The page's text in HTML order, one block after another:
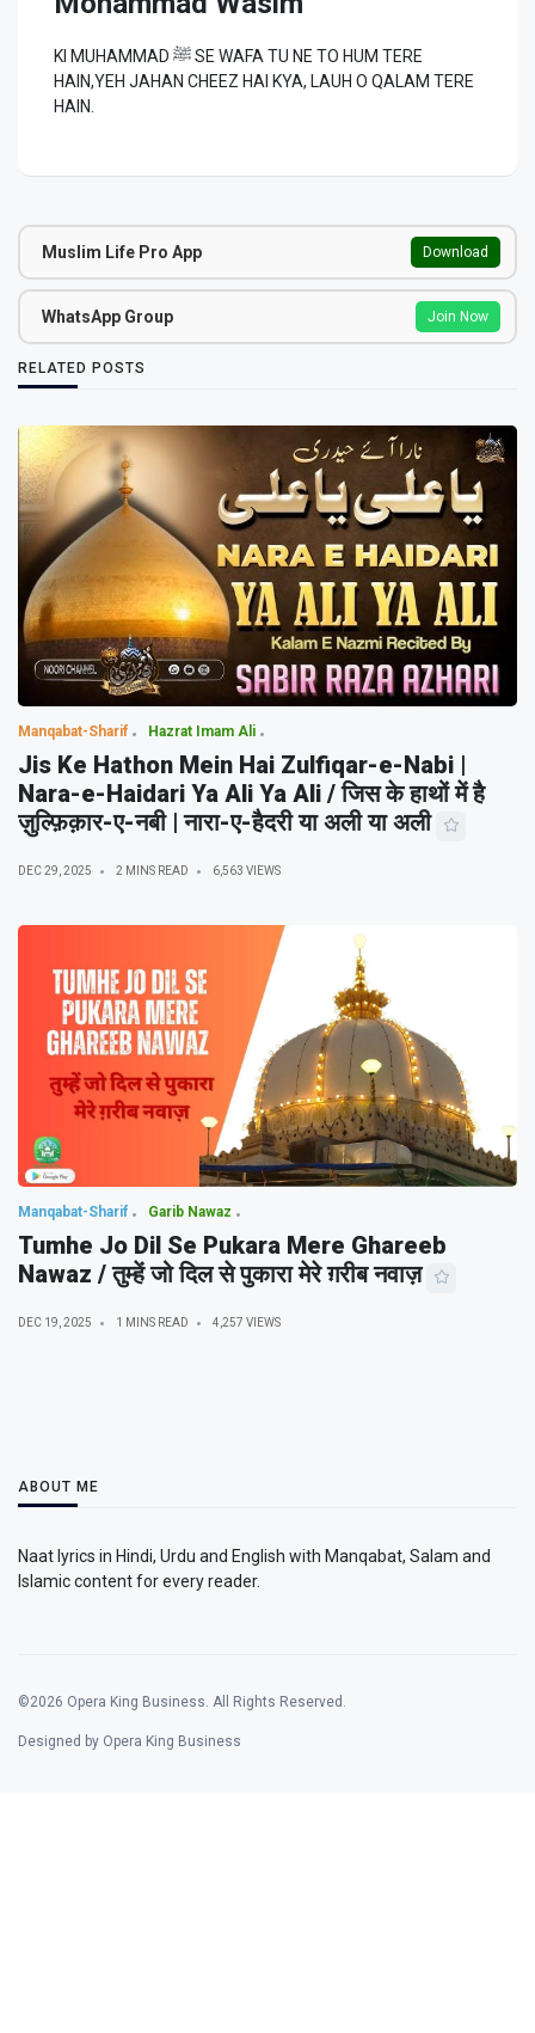
KI MUHAMMAD ﷺ SE WAFA TU NE TO HUM TERE
HAIN,YEH JAHAN CHEEZ HAI KYA, LAUH O QALAM TERE
HAIN.
Muslim Life Pro App Download
WhatsApp Group Join Now
RELATED POSTS
Manqabat-Sharif Hazrat Imam Ali
Jis Ke Hathon Mein Hai Zulfiqar-e-Nabi |
Nara-e-Haidari Ya Ali Ya Ali / जिस के हाथों में है
ज़ुल्फ़िक़ार-ए-नबी | नारा-ए-हैदरी या अली या अली
DEC 29, 2025 2 MINS READ 6,563 VIEWS
Manqabat-Sharif Garib Nawaz
Tumhe Jo Dil Se Pukara Mere Ghareeb
Nawaz / तुम्हें जो दिल से पुकारा मेरे ग़रीब नवाज़
DEC 19, 2025 1 MINS READ 4,257 VIEWS
ABOUT ME
Naat lyrics in Hindi, Urdu and English with Manqabat, Salam and
Islamic content for every reader.
©2026 Opera King Business. All Rights Reserved.
Designed by Opera King Business